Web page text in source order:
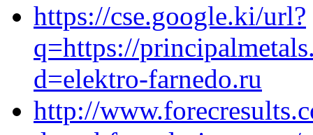
https://cse.google.ki/url?
q=https://
d=elektro-farnedo.ru
http://